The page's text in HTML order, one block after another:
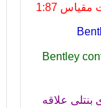
1:87
Bentley
علاقه